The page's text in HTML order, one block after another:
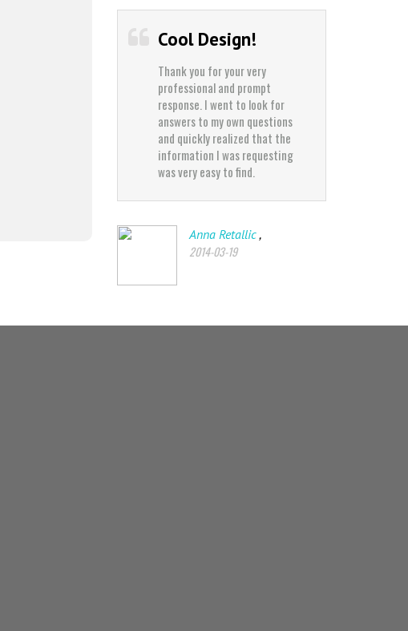
Cool Design!
Thank you for your very
professional and prompt
response. I went to look for
answers to my own questions
and quickly realized that the
information I was requesting
was very easy to find.
Anna Retallic ,
2014-03-19